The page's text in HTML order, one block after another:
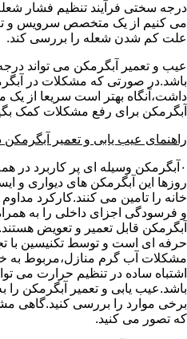
درجه سختی فرآیند تنظیم فشار
می کنیم از یک متخصص سرویس و
علت کم شدن شعله را بررسی کند.
عیب و تعمیر آبگرمکن می تواند
باشد.در صورتی که مشکلات در
داشت،آنگاه بهتر است سریعا از
آبگرمکن برای رفع مشکلات کمک
راهنمای عیب یابی و تعمیر
۰آبگرمکن وسیله ای پر کاربرد
روزها این آبگرمکن های دیواری و
خانه را تامین می کنند.کارکرد
و فرسودگی اجزای داخلی را به
آبگرمکن قابل تعمیر و تعویض
حرفه ای است و توسط تکنیسین با
مشکلات آب گرم منازل،مربوط به
اشتباه ساده در تنظیم حرارت می
باشد.عیب یابی و تعمیر آبگرمکن را
برخی موارد را بررسی کنید.گاهی
که تصور می کنید.